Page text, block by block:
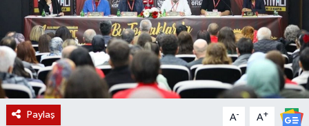
Paylaş A- A+